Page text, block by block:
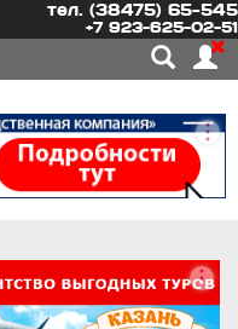
тел. (38475) 65-545
+7 923-625-02-51